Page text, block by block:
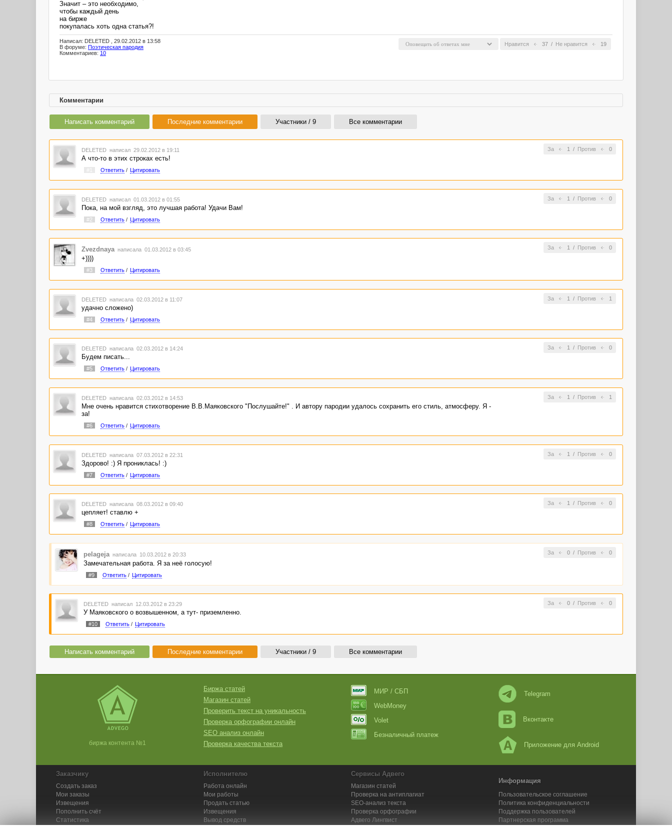
Значит – это необходимо,
чтобы каждый день
на бирже
покупалась хоть одна статья?!
Нравится 37 / Не нравится 19
Написал: DELETED , 29.02.2012 в 13:58
В форуме: Поэтическая пародия
Комментариев: 10
Комментарии
Написать комментарий Последние комментарии Участники / 9 Все комментарии
За 1 / Против 0
DELETED написал 29.02.2012 в 19:11
А что-то в этих строках есть!
Ответить/ Цитировать
За 1 / Против 0
DELETED написал 01.03.2012 в 01:55
Пока, на мой взгляд, это лучшая работа! Удачи Вам!
#2 Ответить/ Цитировать
За 1 / Против 0
Zvezdnaya написала 01.03.2012 в 03:45
+))))
#3 Ответить/ Цитировать
За 1 / Против 1
DELETED написала 02.03.2012 в 11:07
удачно сложено)
#4 Ответить/ Цитировать
За 1 / Против 0
DELETED написала 02.03.2012 в 14:24
Будем писать...
#5 Ответить/ Цитировать
За 1 / Против 1
DELETED написала 02.03.2012 в 14:53
Мне очень нравится стихотворение В.В.Маяковского "Послушайте!" . И автору пародии удалось сохранить его стиль, атмосферу. Я -
за!
#6 Ответить/ Цитировать
За 1 / Против 0
DELETED написала 07.03.2012 в 22:31
Здорово! :) Я прониклась! :)
#7 Ответить/ Цитировать
За 1 / Против 0
DELETED написала 08.03.2012 в 09:40
цепляет! ставлю +
#8 Ответить/ Цитировать
За 0/ Против 0
pelageja написала 10.03.2012 в 20:33
Замечательная работа. Я за неё голосую!
#9 Ответить/ Цитировать
За 0/ Против 0
DELETED написал 12.03.2012 в 23:29
У Маяковского о возвышенном, а тут- приземленно.
#10 Ответить/ Цитировать
Написать комментарий Последние комментарии Участники / 9 Все комментарии
биржа контента №1
Биржа статей
Магазин статей
Проверить текст на уникальность
Проверка орфографии онлайн
SEO анализ онлайн
Проверка качества текста
МИР / СБП
WebMoney
Volet
Безналичный платеж
Telegram
Вконтакте
Приложение для Android
Заказчику
Создать заказ
Мои заказы
Извещения
Пополнить счёт
Статистика
Исполнителю
Работа онлайн
Мои работы
Продать статью
Извещения
Вывод средств
Сервисы Адвего
Магазин статей
Проверка на антиплагиат
SEO-анализ текста
Проверка орфографии
Адвего Лингвист
Информация
Пользовательское соглашение
Политика конфиденциальности
Поддержка пользователей
Партнерская программа